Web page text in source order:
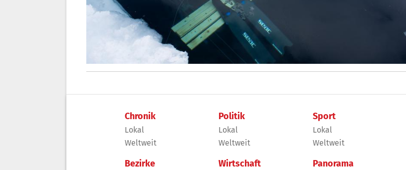
Chronik
Lokal
Weltweit
Bezirke
Politik
Lokal
Weltweit
Wirtschaft
Sport
Lokal
Weltweit
Panorama